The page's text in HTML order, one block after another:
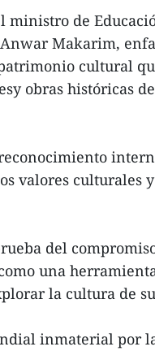
ministro de
Makarim,
cultural
obras históricas
valores culturales
del
una
la cultura de
inmaterial por la